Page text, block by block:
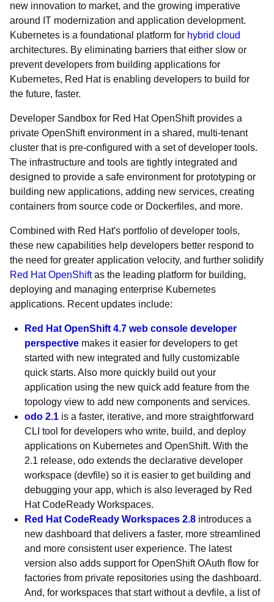
new innovation to market, and the growing imperative
around IT modernization and application development.
Kubernetes is a foundational platform for hybrid cloud
architectures. By eliminating barriers that either slow or
prevent developers from building applications for
Kubernetes, Red Hat is enabling developers to build for
the future, faster.
Developer Sandbox for Red Hat OpenShift provides a
private OpenShift environment in a shared, multi-tenant
cluster that is pre-configured with a set of developer tools.
The infrastructure and tools are tightly integrated and
designed to provide a safe environment for prototyping or
building new applications, adding new services, creating
containers from source code or Dockerfiles, and more.
Combined with Red Hat's portfolio of developer tools,
these new capabilities help developers better respond to
the need for greater application velocity, and further solidify
Red Hat OpenShiftas the leading platform for building,
deploying and managing enterprise Kubernetes
applications. Recent updates include:
Red Hat OpenShift 4.7 web console developer
perspective makes it easier for developers to get
started with new integrated and fully customizable
quick starts. Also more quickly build out your
application using the new quick add feature from the
topology view to add new components and services.
odo 2.1 is a faster, iterative, and more straightforward
CLI tool for developers who write, build, and deploy
applications on Kubernetes and OpenShift. With the
2.1 release, odo extends the declarative developer
workspace (devfile) so it is easier to get building and
debugging your app, which is also leveraged by Red
Hat CodeReady Workspaces.
Red Hat CodeReady Workspaces 2.8 introduces a
new dashboard that delivers a faster, more streamlined
and more consistent user experience. The latest
version also adds support for OpenShift OAuth flow for
factories from private repositories using the dashboard.
And, for workspaces that start without a devfile, a list of